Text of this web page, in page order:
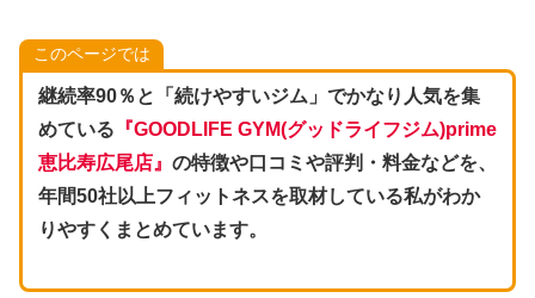
このページでは
継続率90％と「続けやすいジム」でかなり人気を集
めている 『GOODLIFE GYM(グッドライフジム)prime
恵比寿広尾店』 の特徴や口コミや評判・料金などを、
年間50社以上フィットネスを取材している私がわか
りやすくまとめています。